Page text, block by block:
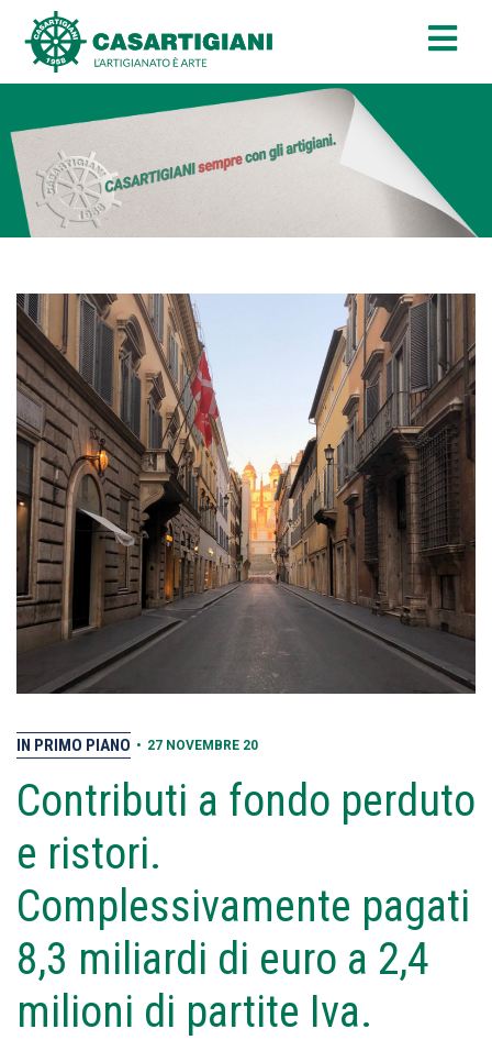
IN PRIMO PIANO • 27 NOVEMBRE 20
Contributi a fondo perduto
e ristori.
Complessivamente pagati
8,3 miliardi di euro a 2,4
milioni di partite Iva.